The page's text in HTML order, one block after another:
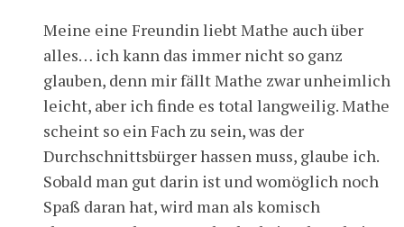
Meine eine Freundin liebt Mathe auch über
alles… ich kann das immer nicht so ganz
glauben, denn mir fällt Mathe zwar unheimlich
leicht, aber ich finde es total langweilig. Mathe
scheint so ein Fach zu sein, was der
Durchschnittsbürger hassen muss, glaube ich.
Sobald man gut darin ist und womöglich noch
Spaß daran hat, wird man als komisch